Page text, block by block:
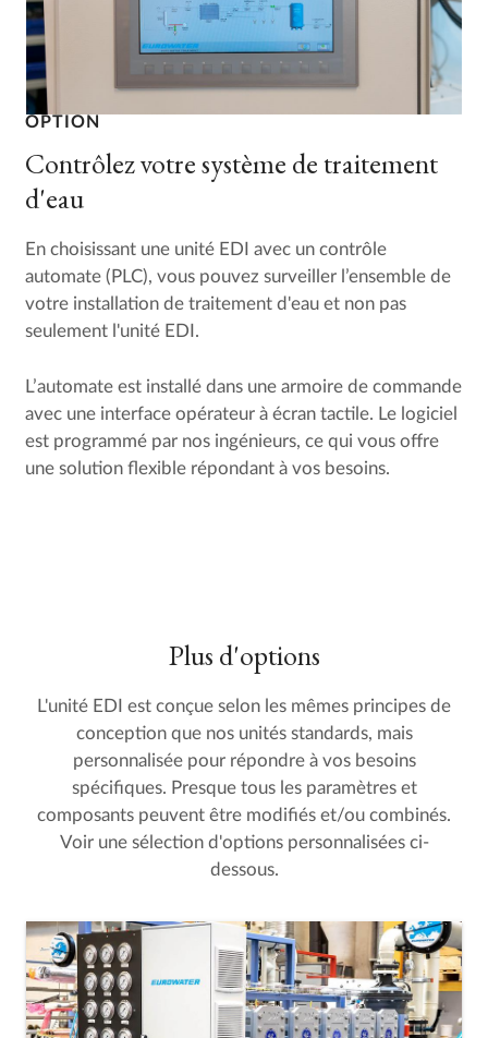
OPTION
Contrôlez votre système de traitement
d'eau
En choisissant une unité EDI avec un contrôle
automate (PLC), vous pouvez surveiller l’ensemble de
votre installation de traitement d'eau et non pas
seulement l'unité EDI.
L’automate est installé dans une armoire de commande
avec une interface opérateur à écran tactile. Le logiciel
est programmé par nos ingénieurs, ce qui vous offre
une solution flexible répondant à vos besoins.
Plus d'options
L'unité EDI est conçue selon les mêmes principes de
conception que nos unités standards, mais
personnalisée pour répondre à vos besoins
spécifiques. Presque tous les paramètres et
composants peuvent être modifiés et/ou combinés.
Voir une sélection d'options personnalisées ci-
dessous.